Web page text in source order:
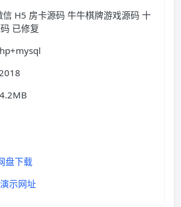
信 H5 房卡源码 牛牛棋牌游戏源码 十
已修复
盘下载
演示网址